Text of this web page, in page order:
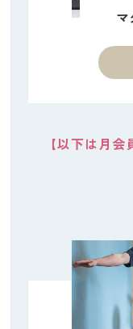
マ
【以下は月